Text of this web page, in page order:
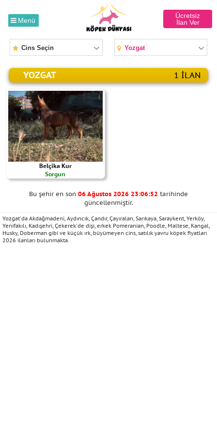
Menü
Ücretsiz
İlan Ver
Cins Seçin Yozgat
YOZGAT 1 ILAN
Belçika Kur
Sorgun
Bu şehir en son 06 Ağustos 2026 23:06:52 tarihinde
güncellenmiştir.
Yozgat'da Akdağmadeni, Aydıncık, Çandır, Çayıralan, Sarıkaya, Saraykent, Yerköy,
Yenifakılı, Kadışehri, Çekerek'de dişi, erkek Pomeranian, Poodle, Maltese, Kangal,
Husky, Doberman gibi ve küçük ırk, büyümeyen cins, satılık yavru köpek fiyatları
2026 ilanları bulunmakta.